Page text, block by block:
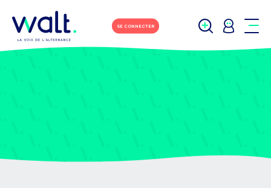
SE CONNECTER